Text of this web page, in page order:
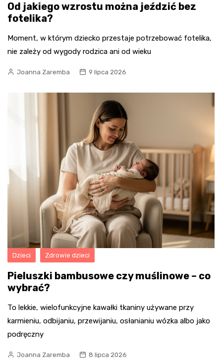
Od jakiego wzrostu można jeździć bez
fotelika?
Moment, w którym dziecko przestaje potrzebować fotelika,
nie zależy od wygody rodzica ani od wieku
Joanna Zaremba 9 lipca 2026
Dzieci Zdrowie dzieci
Pieluszki bambusowe czy muślinowe – co
wybrać?
To lekkie, wielofunkcyjne kawałki tkaniny używane przy
karmieniu, odbijaniu, przewijaniu, osłanianiu wózka albo jako
podręczny
Joanna Zaremba 8 lipca 2026